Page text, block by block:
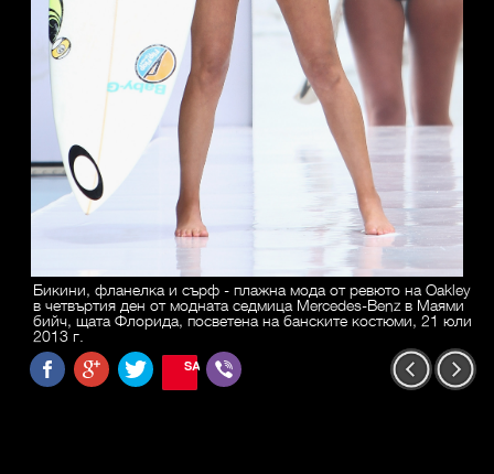
Бикини, фланелка и сърф - плажна мода от ревюто на Oakley
в четвъртия ден от модната седмица Mercedes-Benz в Маями
бийч, щата Флорида, посветена на банските костюми, 21 юли
2013 г.
SAVE